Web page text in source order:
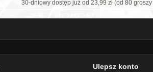
30-dniowy dostęp już od 23,99 zł (od 80
Ulepsz konto